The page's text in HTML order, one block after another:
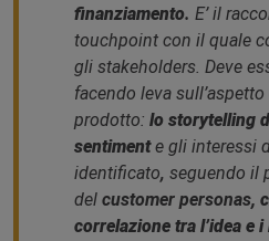
finanziamento. E’ il
touchpoint con il quale
gli stakeholders. Deve
facendo leva
prodotto: lo storytelling
sentiment e gli interessi
identificato, seguendo il
del customer personas,
correlazione tra l’idea e